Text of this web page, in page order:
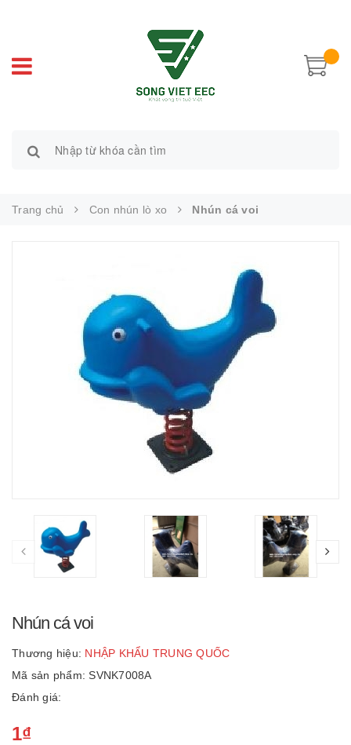
Trang chủ Con nhún lò xo Nhún cá voi
Nhún cá voi
Thương hiệu: NHẬP KHẨU TRUNG QUỐC
Mã sản phẩm: SVNK7008A
Đánh giá:
1₫